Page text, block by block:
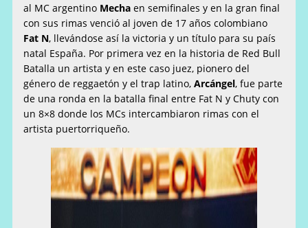
al MC argentino Mecha en semifinales y en la gran final
con sus rimas venció al joven de 17 años colombiano
Fat N, llevándose así la victoria y un título para su país
natal España. Por primera vez en la historia de Red Bull
Batalla un artista y en este caso juez, pionero del
género de reggaetón y el trap latino,Arcángel, fue parte
de una ronda en la batalla final entre Fat N y Chuty con
un 8×8 donde los MCs intercambiaron rimas con el
artista puertorriqueño.